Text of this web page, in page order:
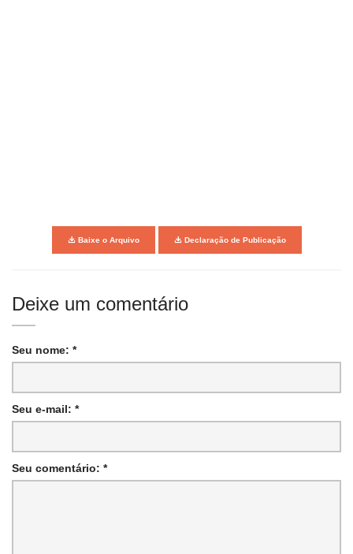
Baixe o Arquivo Declaração de Publicação
Deixe um comentário
Seu nome: *
Seu e-mail: *
Seu comentário: *